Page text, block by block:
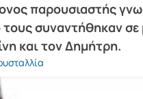
παρουσιαστής
τους συναντήθηκαν
και τον Δημήτρη.